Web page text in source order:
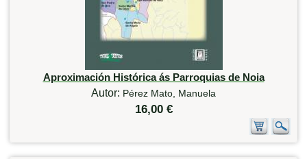
Aproximación Histórica ás Parroquias de Noia
Autor: Pérez Mato, Manuela
16,00 €